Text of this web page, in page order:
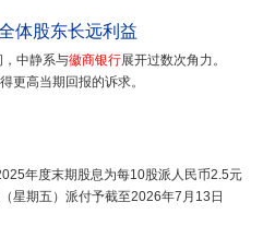
体股东长远利益
中静系与徽商银行展开过数次角力。
更高当期回报的诉求。
年度末期股息为每10股派人民币2.5元
星期五）派付予截至2026年7月13日